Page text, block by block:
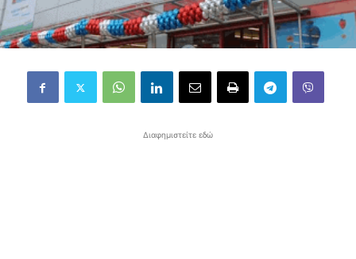
Διαφημιστείτε εδώ